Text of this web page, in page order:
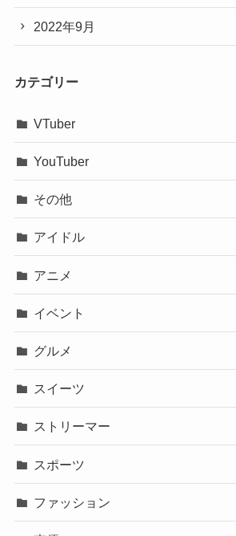
2022年9月
カテゴリー
VTuber
YouTuber
その他
アイドル
アニメ
イベント
グルメ
スイーツ
ストリーマー
スポーツ
ファッション